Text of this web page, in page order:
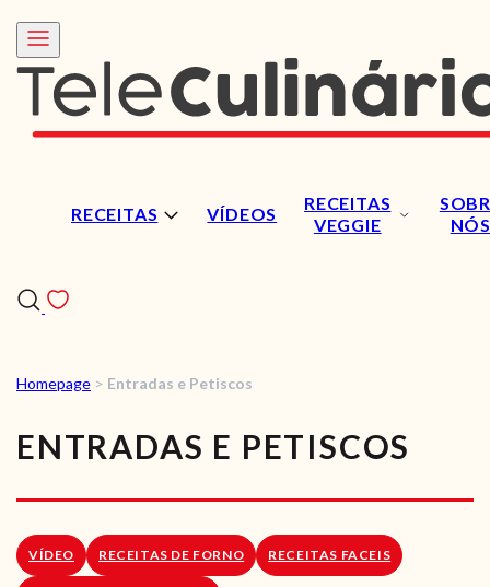
RECEITAS VÍDEOS
RECEITAS
VEGGIE
NÓS
RECEITAS
VÍDEOS
RECEITAS VEGGIE
SOBRE NÓS
Homepage > Entradas e Petiscos
ENTRADAS E PETISCOS
VÍDEO RECEITAS DE FORNO RECEITAS FACEIS